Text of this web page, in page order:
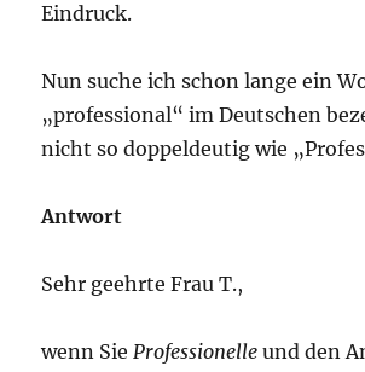
Eindruck.
Nun suche ich schon lange ein
„professional“ im Deutschen
nicht so doppeldeutig wie
Antwort
Sehr geehrte Frau T.,
wenn SieProfessionelle und den